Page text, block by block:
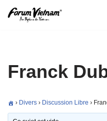
Franck
› Divers › Discussion Libre ›